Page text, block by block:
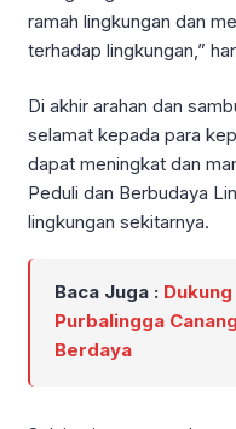
ramah lingkungan dan
terhadap lingkungan,”
Di akhir arahan dan
selamat kepada para
dapat meningkat dan
Peduli dan Berbudaya
lingkungan sekitarnya.
Baca Juga :
Purbalingga
Berdaya